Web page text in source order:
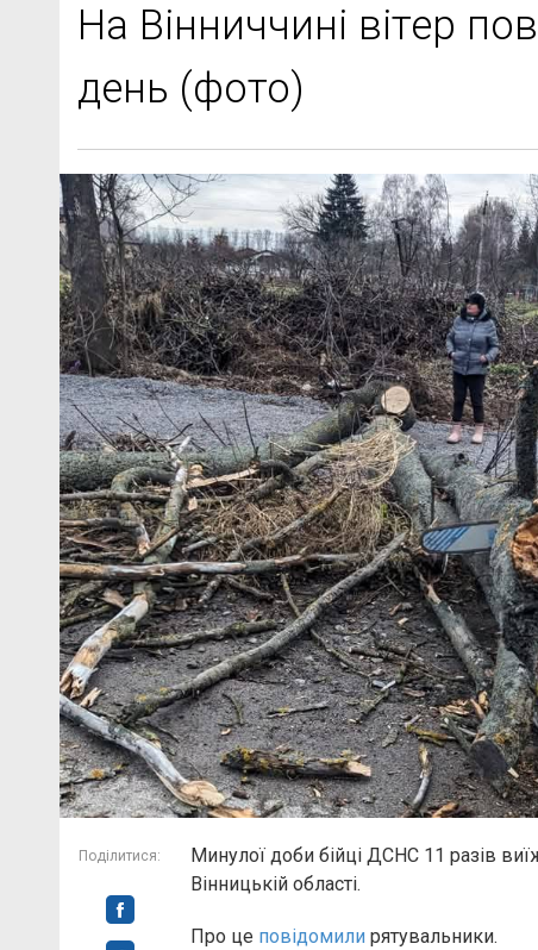
На Вінниччині вітер
день (фото)
Поділитися:
Минулої доби бійці ДСНС 11 разів
Вінницькій області.
Про це повідомили рятувальники.